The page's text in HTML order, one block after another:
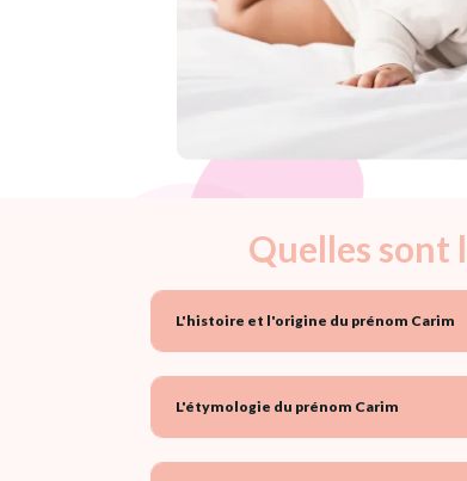
Quelles sont
L'histoire et l'origine du prénom Carim
L'étymologie du prénom Carim